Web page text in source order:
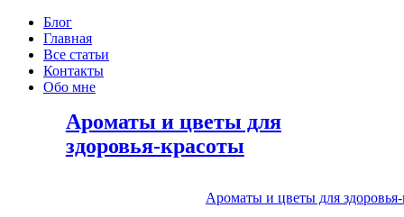
Блог
Главная
Все статьи
Контакты
Обо мне
Ароматы и цветы для
здоровья-красоты
Ароматы и цветы для